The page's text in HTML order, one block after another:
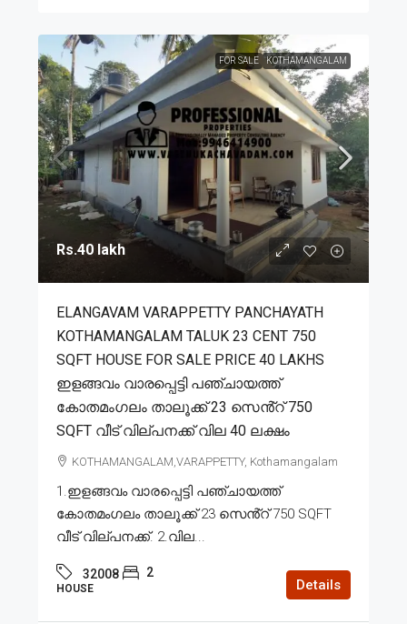
FOR SALE KOTHAMANGALAM
Rs.40 lakh
ELANGAVAM VARAPPETTY PANCHAYATH
KOTHAMANGALAM TALUK 23 CENT 750
SQFT HOUSE FOR SALE PRICE 40 LAKHS
ഇളങ്ങവം വാരപ്പെട്ടി പഞ്ചായത്ത്
കോതമംഗലം താലൂക്ക് 23 സെൻ്റ് 750
SQFT വീട് വില്പനക്ക് വില 40 ലക്ഷം
KOTHAMANGALAM,VARAPPETTY, Kothamangalam
1.ഇളങ്ങവം വാരപ്പെട്ടി പഞ്ചായത്ത്
കോതമംഗലം താലൂക്ക് 23 സെൻ്റ് 750 SQFT
വീട് വില്പനക്ക്. 2.വില...
32008 2
HOUSE Details